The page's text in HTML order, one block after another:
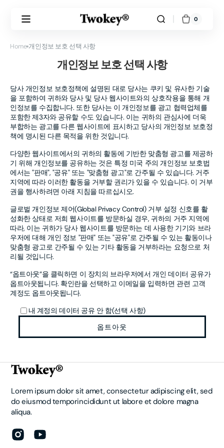
카
0
0
Home 개인정보 보호 선택 사항
개인정보 보호 선택 사항
당사 개인정보 보호정책에 설명된 대로 당사는 쿠키 및 유사한 기술
을 포함하여 귀하와 당사 및 당사 웹사이트와의 상호작용을 통해 개
인정보를 수집합니다. 또한 당사는 이 개인정보를 광고 협력업체를
포함한 제3자와 공유할 수도 있습니다. 이는 귀하의 관심사에 더욱
부합하는 광고를 다른 웹사이트에 표시하고 당사의 개인정보 보호정
책에 명시된 다른 목적을 위한 것입니다.
다양한 웹사이트에서의 귀하의 활동에 기반한 맞춤형 광고를 제공하
기 위해 개인정보를 공유하는 것은 특정 미국 주의 개인정보 보호법
에서는 "판매", "공유" 또는 "맞춤형 광고"로 간주될 수 있습니다. 거주
지역에 따라 이러한 활동을 거부할 권리가 있을 수 있습니다. 이 거부
권을 행사하려면 아래 지침을 따르십시오.
글로벌 개인정보 제어(Global Privacy Control) 거부 설정 신호를 활
성화한 상태로 저희 웹사이트를 방문하실 경우, 귀하의 거주 지역에
따라, 이는 귀하가 당사 웹사이트를 방문하는 데 사용한 기기와 브라
우저에 대해 개인 정보 "판매" 또는 "공유"로 간주될 수 있는 활동이나
맞춤형 광고로 간주될 수 있는 기타 활동을 거부하라는 요청으로 처
리될 것입니다.
“옵트아웃”을 클릭하면 이 장치의 브라우저에서 개인 데이터 공유가
옵트아웃됩니다. 확인란을 선택하고 이메일을 입력하면 관련 고객
계정도 옵트아웃됩니다.
내 계정의 데이터 공유 안 함(선택 사항)
옵트아웃
Lorem ipsum dolor sit amet, consectetur adipiscing elit, sed
do eiusmod temporincididunt ut labore et dolore magna
aliqua.
Instagram